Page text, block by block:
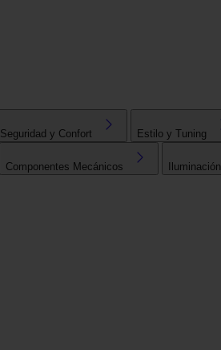
Seguridad y Confort Estilo y Tuning
Componentes Mecánicos Iluminación